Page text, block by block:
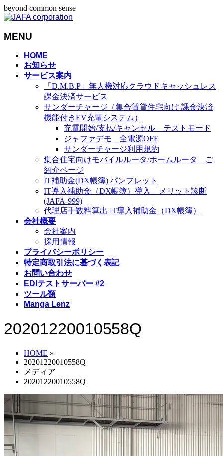
beyond common sense
MENU
HOME
お知らせ
サービス案内
「D.M.B.P」無人機対応クラウドキャッシュレス
課金決済サービス
サンダーチャージ（集合賃貸住宅向け 課金決済
機能付きEV充電システム）
充電開始/支払/キャンセル テストモード
ジャファデモ 全電源OFF
サンダーチャージ利用規約
集合住宅向けモバイルルータ/ホームルータ ご
紹介ページ
IT補助金(DX帳簿) パンフレット
IT導入補助金（DX帳簿）導入 メリット診断
(JAFA-999)
代理店手数料算出 IT導入補助金（DX帳簿）
会社概要
会社案内
採用情報
プライバシーポリシー
特定商取引法に基づく表記
お問い合わせ
EDIテストサーバー #2
ツール類
Manga Lenz
20201220010558Q
HOME »
20201220010558Q
メディア
20201220010558Q